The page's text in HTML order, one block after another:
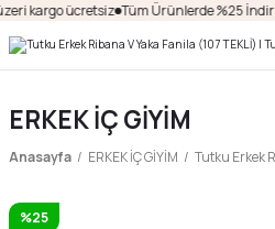
kargo ücretsiz Tüm Ürünlerde %25
ERKEK İÇ GİYİM
Anasayfa ERKEK İÇ GİYİM Tutku Erkek
%25